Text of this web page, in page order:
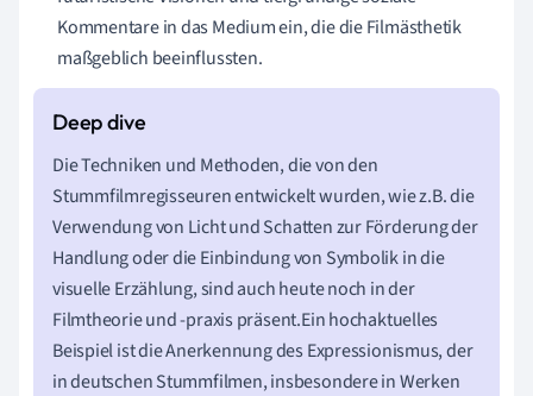
Kommentare in das Medium ein, die die Filmästhetik
maßgeblich beeinflussten.
Die Techniken und Methoden, die von den
Stummfilmregisseuren entwickelt wurden, wie z.B. die
Verwendung von Licht und Schatten zur Förderung der
Handlung oder die Einbindung von Symbolik in die
visuelle Erzählung, sind auch heute noch in der
Filmtheorie und -praxis präsent.Ein hochaktuelles
Beispiel ist die Anerkennung des Expressionismus, der
in deutschen Stummfilmen, insbesondere in Werken